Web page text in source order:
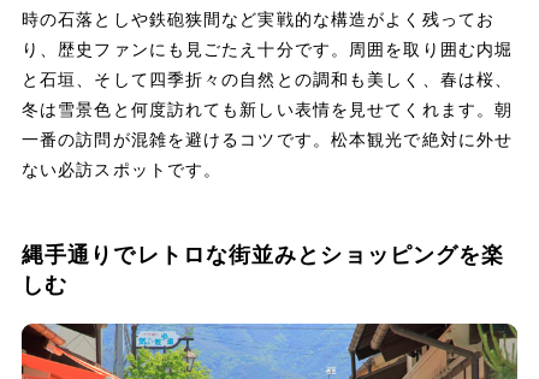
時の石落としや鉄砲狭間など実戦的な構造がよく残ってお
り、歴史ファンにも見ごたえ十分です。周囲を取り囲む内堀
と石垣、そして四季折々の自然との調和も美しく、春は桜、
冬は雪景色と何度訪れても新しい表情を見せてくれます。朝
一番の訪問が混雑を避けるコツです。松本観光で絶対に外せ
ない必訪スポットです。
縄手通りでレトロな街並みとショッピングを楽
しむ